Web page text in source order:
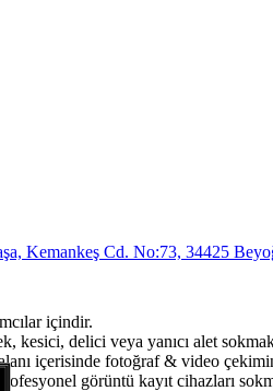
Kemankeş Cd. No:73, 34425
içindir.
kesici, delici veya yanıcı alet
içerisinde fotoğraf & video
görüntü kayıt cihazları